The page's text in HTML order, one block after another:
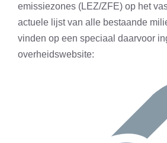
emissiezones (LEZ/ZFE) op het
actuele lijst van alle bestaande
vinden op een speciaal daarvoor
overheidswebsite: